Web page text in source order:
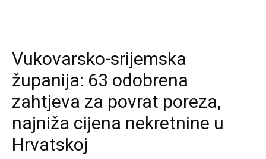
Vukovarsko-srijemska
županija: 63 odobrena
zahtjeva za povrat poreza,
najniža cijena nekretnine u
Hrvatskoj